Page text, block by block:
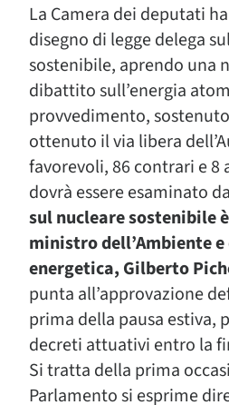
La Camera dei deputati
disegno di legge delega
sostenibile, aprendo una
dibattito sull’energia
provvedimento,
ottenuto il via libera
favorevoli, 86 contrari e 8
dovrà essere esaminato
sul nucleare sostenibile
ministro dell’Ambiente
energetica, Gilberto
punta all’approvazione
prima della pausa estiva,
decreti attuativi entro la
Si tratta della prima
Parlamento si esprime